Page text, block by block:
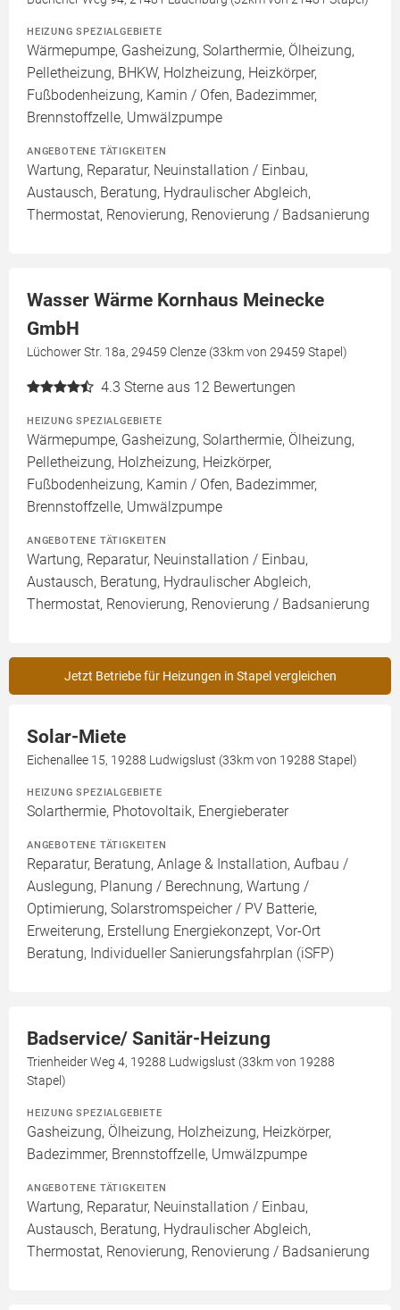
HEIZUNG SPEZIALGEBIETE
Wärmepumpe, Gasheizung, Solarthermie, Ölheizung,
Pelletheizung, BHKW, Holzheizung, Heizkörper,
Fußbodenheizung, Kamin / Ofen, Badezimmer,
Brennstoffzelle, Umwälzpumpe
ANGEBOTENE TÄTIGKEITEN
Wartung, Reparatur, Neuinstallation / Einbau,
Austausch, Beratung, Hydraulischer Abgleich,
Thermostat, Renovierung, Renovierung / Badsanierung
Wasser Wärme Kornhaus Meinecke
GmbH
Lüchower Str. 18a, 29459 Clenze (33km von 29459 Stapel)
4.3 Sterne aus 12 Bewertungen
HEIZUNG SPEZIALGEBIETE
Wärmepumpe, Gasheizung, Solarthermie, Ölheizung,
Pelletheizung, Holzheizung, Heizkörper,
Fußbodenheizung, Kamin / Ofen, Badezimmer,
Brennstoffzelle, Umwälzpumpe
ANGEBOTENE TÄTIGKEITEN
Wartung, Reparatur, Neuinstallation / Einbau,
Austausch, Beratung, Hydraulischer Abgleich,
Thermostat, Renovierung, Renovierung / Badsanierung
Jetzt Betriebe für Heizungen in Stapel vergleichen
Solar-Miete
Eichenallee 15, 19288 Ludwigslust (33km von 19288 Stapel)
HEIZUNG SPEZIALGEBIETE
Solarthermie, Photovoltaik, Energieberater
ANGEBOTENE TÄTIGKEITEN
Reparatur, Beratung, Anlage & Installation, Aufbau /
Auslegung, Planung / Berechnung, Wartung /
Optimierung, Solarstromspeicher / PV Batterie,
Erweiterung, Erstellung Energiekonzept, Vor-Ort
Beratung, Individueller Sanierungsfahrplan (iSFP)
Badservice/ Sanitär-Heizung
Trienheider Weg 4, 19288 Ludwigslust (33km von 19288
Stapel)
HEIZUNG SPEZIALGEBIETE
Gasheizung, Ölheizung, Holzheizung, Heizkörper,
Badezimmer, Brennstoffzelle, Umwälzpumpe
ANGEBOTENE TÄTIGKEITEN
Wartung, Reparatur, Neuinstallation / Einbau,
Austausch, Beratung, Hydraulischer Abgleich,
Thermostat, Renovierung, Renovierung / Badsanierung